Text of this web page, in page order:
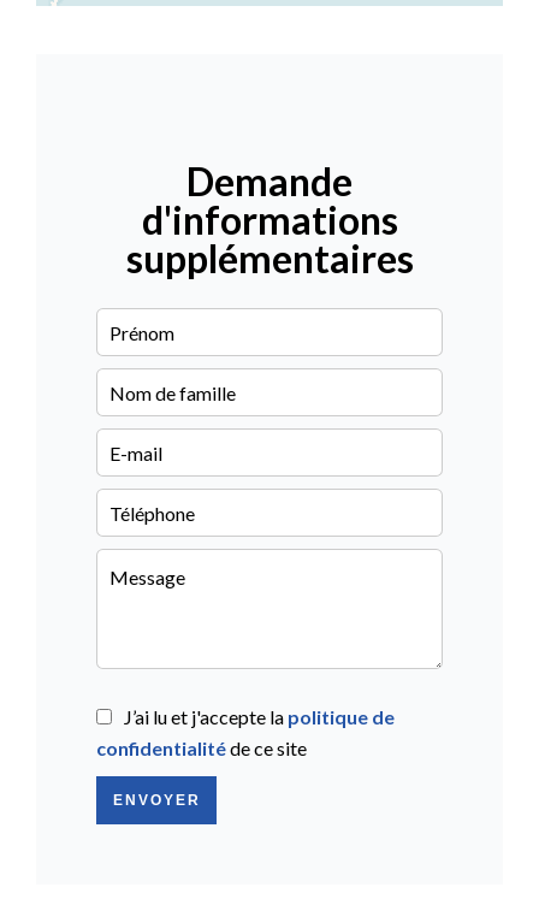
Demande
d'informations
supplémentaires
J’ai lu et j'accepte la politique de
confidentialitéde ce site
ENVOYER